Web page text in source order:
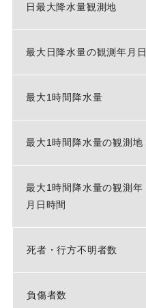
日最大降水量観測地
最大日降水量の観測年月日
最大1時間降水量
最大1時間降水量の観測地
最大1時間降水量の観測年
月日時間
死者・行方不明者数
負傷者数